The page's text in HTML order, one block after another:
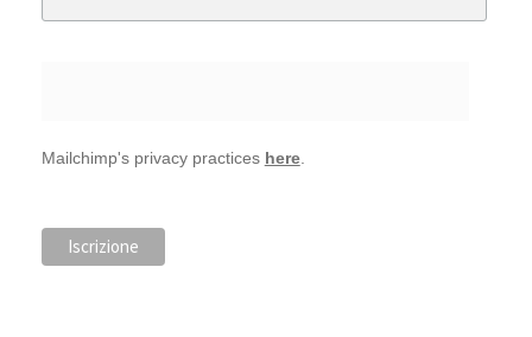
Mailchimp's privacy practices here.